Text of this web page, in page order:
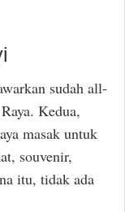
sudah all-
Kedua,
masak untuk
souvenir,
itu, tidak ada